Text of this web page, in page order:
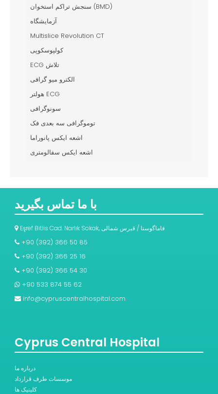
سنجش تراکم استخوان (BMD)
آزمایشگاه
Multislice Revolution CT
کولپوسکوپی
ECG تلاش
الکترو میو گرافی
هولتر ECG
سونوگرافی
توموگرافی سه بعدی فک
اشعه ایکس پانوراما
اشعه ایکس سفالومتری
با ما تماس بگیرید
Eşref Bitlis Cad. Narlık Sokak, فاماگوستا / قبرس شمالی
+90 (392) 366 50 85
+90 (392) 366 25 16
+90 (392) 366 54 30
+90 533 874 55 62
info@cypruscentralhospital.com
Cyprus Central Hospital
درباره ما
موسسات طرف قرارداد
کلینیک ها